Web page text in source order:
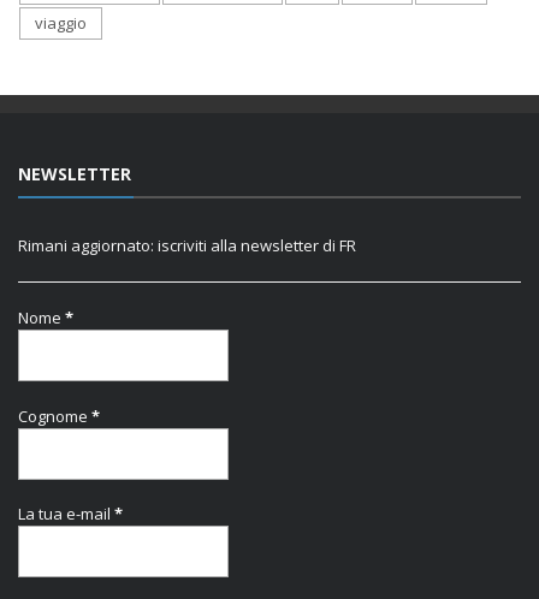
viaggio
NEWSLETTER
Rimani aggiornato: iscriviti alla newsletter di FR
Nome *
Cognome *
La tua e-mail *